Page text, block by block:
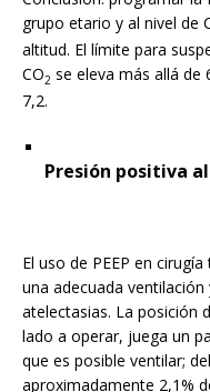
grupo etario y al nivel de
altitud. El límite para
CO2 se eleva más allá de
7,2.
Presión positiva
El uso de PEEP en
una adecuada
atelectasias. La posición
lado a operar, juega un
que es posible ventilar;
aproximadamente 2,1%